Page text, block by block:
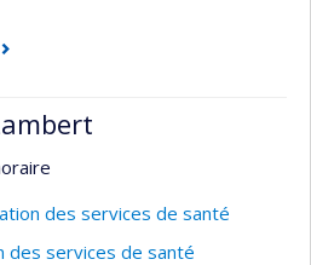
stratégique et
et développement
contexte international et
des services de santé
des services de santé